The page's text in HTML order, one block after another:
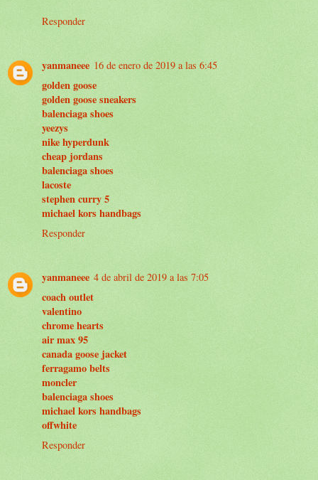
Responder
yanmaneee 16 de enero de 2019 a las 6:45
golden goose
golden goose sneakers
balenciaga shoes
yeezys
nike hyperdunk
cheap jordans
balenciaga shoes
lacoste
stephen curry 5
michael kors handbags
Responder
yanmaneee 4 de abril de 2019 a las 7:05
coach outlet
valentino
chrome hearts
air max 95
canada goose jacket
ferragamo belts
moncler
balenciaga shoes
michael kors handbags
offwhite
Responder